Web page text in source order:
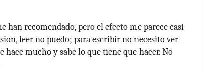
han recomendado, pero el efecto me parece casi
leer no puedo; para escribir no necesito ver
hace mucho y sabe lo que tiene que hacer. No